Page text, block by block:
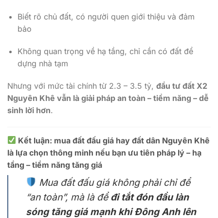
Biết rõ chủ đất, có người quen giới thiệu và đảm
bảo
Không quan trọng về hạ tầng, chỉ cần có đất để
dựng nhà tạm
Nhưng với mức tài chính từ 2.3 – 3.5 tỷ, đầu tư đất X2
Nguyên Khê vẫn là giải pháp an toàn – tiềm năng – dễ
sinh lời hơn.
Kết luận: mua đất đấu giá hay đất dân Nguyên Khê
là lựa chọn thông minh nếu bạn ưu tiên pháp lý – hạ
tầng – tiềm năng tăng giá
Mua đất đấu giá không phải chỉ để
“an toàn”, mà là đểđi tắt đón đầu làn
sóng tăng giá mạnh khi Đông Anh lên